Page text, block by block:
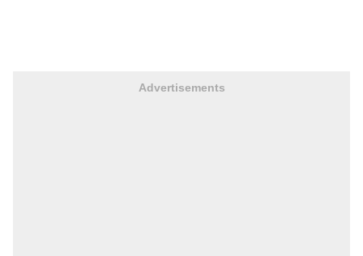
Advertisements